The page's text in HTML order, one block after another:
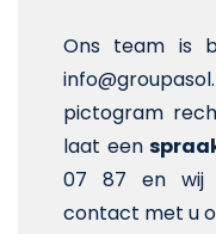
Ons team is
pictogram
laat een
07 87 en wij
contact met u